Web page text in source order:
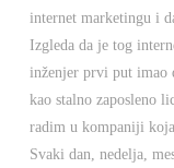
internet marketingu i
Izgleda da je tog
inženjer prvi put imao
kao stalno zaposleno
radim u kompaniji koja
Svaki dan, nedelja,